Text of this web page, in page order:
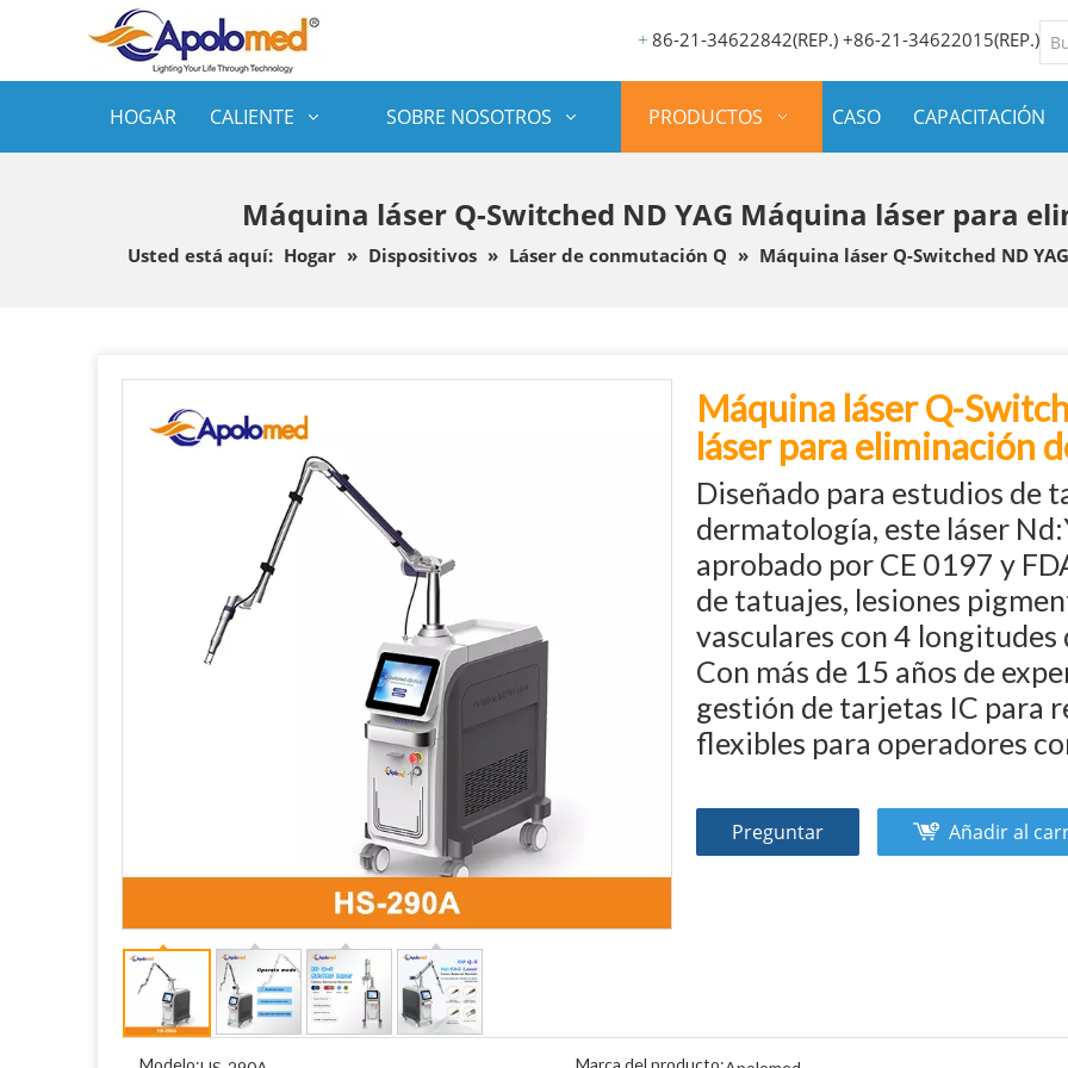
+ 86-21-34622842(REP.) +86-21-34622015(REP.)
HOGAR CALIENTE SOBRE NOSOTROS PRODUCTOS CASO CAPACITACIÓN
Máquina láser Q-Switched ND YAG Máquina láser para
Usted está aquí: Hogar » Dispositivos » Láser de conmutación Q » Máquina láser Q-Switched ND
Máquina láser Q-
láser para eliminación
Diseñado para estudios de
dermatología, este láser
aprobado por CE 0197 y
de tatuajes, lesiones
vasculares con 4 longitudes
Con más de 15 años de
gestión de tarjetas IC para
flexibles para operadores
Preguntar Añadir al
Modelo: Marca del producto: